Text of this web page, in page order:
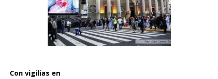
Con vigilias en